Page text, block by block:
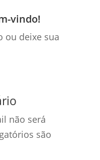
vindo!
ou deixe sua
não será
são